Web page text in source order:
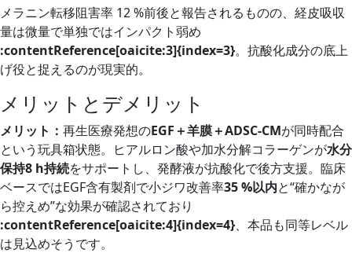
メラニン転移阻害率 12 %前後と報告されるものの、経皮吸収
量は微量で単独ではインパクト弱め
:contentReference[oaicite:3]{index=3}。抗酸化成分の底上
げ役と捉えるのが現実的。
メリットとデメリット
メリット： 再生医療発想のEGF＋羊膜＋ADSC‑CMが同時配合
という玩具箱状態。ヒアルロン酸や加水分解コラーゲンが水分
保持8 h持続をサポートし、発酵液が抗酸化で後方支援。臨床
ベースではEGF含有製剤で小ジワ改善率35 %以内と“確かなが
ら控えめ”な効果が確認されており
:contentReference[oaicite:4]{index=4}、本品も同等レベル
は見込めそうです。